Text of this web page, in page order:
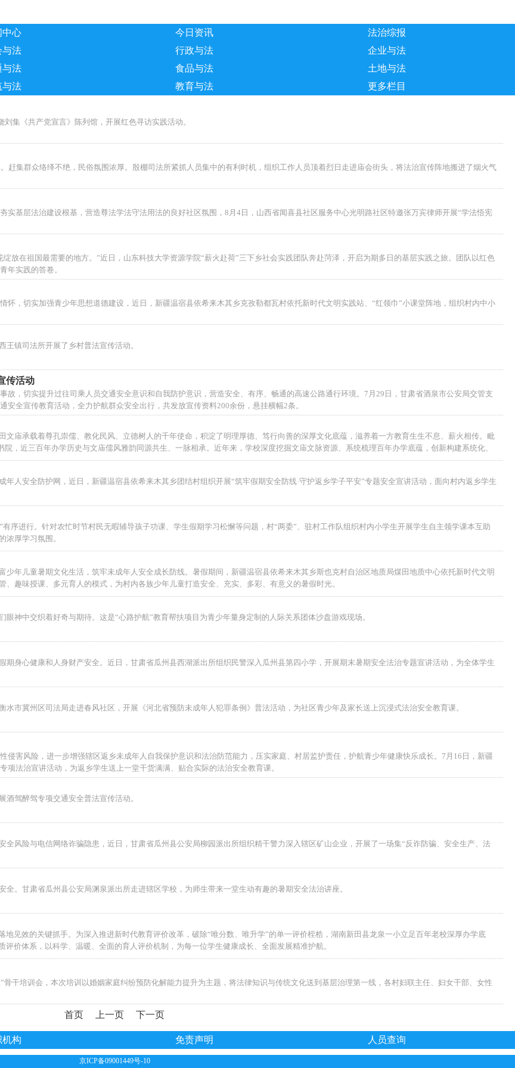
中心 今日资讯
法治综报
与法 行政与法
企业与法
与法 食品与法
土地与法
与法 教育与法 更多栏目
集《共产党宣言》陈列馆，开展红色寻访实践活动。
赶集群众络绎不绝，民俗氛围浓厚。殷棚司法所紧抓人员集中的有利时机，组织工作人员顶着烈日走进庙会街头，将法治宣传阵地搬进了烟火气
实基层法治建设根基，营造尊法学法守法用法的良好社区氛围，8月4日，山西省闻喜县社区服务中心光明路社区特邀张万宾律师开展“学法悟宪
放在祖国最需要的地方。”近日，山东科技大学资源学院“薪火赴荷”三下乡社会实践团队奔赴菏泽，开启为期多日的基层实践之旅。团队以红色
年实践的答卷。
怀，切实加强青少年思想道德建设，近日，新疆温宿县依希来木其乡克孜勒都瓦村依托新时代文明实践站、“红领巾”小课堂阵地，组织村内中小
镇司法所开展了乡村普法宣传活动。
传活动
故，切实提升过往司乘人员交通安全意识和自我防护意识，营造安全、有序、畅通的高速公路通行环境。7月29日，甘肃省酒泉市公安局交管支
全宣传教育活动，全力护航群众安全出行，共发放宣传资料200余份，悬挂横幅2条。
庙承载着尊孔崇儒、教化民风、立德树人的千年使命，积淀了明理厚德、笃行向善的深厚文化底蕴，滋养着一方教育生生不息、薪火相传。毗
，近三百年办学历史与文庙儒风雅韵同源共生、一脉相承。近年来，学校深度挖掘文庙文脉资源、系统梳理百年办学底蕴，创新构建系统化、
色文化铸魂育人，为学校高质量
人安全防护网，近日，新疆温宿县依希来木其乡团结村组织开展“筑牢假期安全防线·守护返乡学子平安”专题安全宣讲活动，面向村内返乡学生
序进行。针对农忙时节村民无暇辅导孩子功课、学生假期学习松懈等问题，村“两委”、驻村工作队组织村内小学生开展学生自主领学课本互助
浓厚学习氛围。
年儿童暑期文化生活，筑牢未成年人安全成长防线。暑假期间，新疆温宿县依希来木其乡斯也克村自治区地质局煤田地质中心依托新时代文明
趣味授课、多元育人的模式，为村内各族少年儿童打造安全、充实、多彩、有意义的暑假时光。
神中交织着好奇与期待。这是“心路护航”教育帮扶项目为青少年量身定制的人际关系团体沙盘游戏现场。
身心健康和人身财产安全。近日，甘肃省瓜州县西湖派出所组织民警深入瓜州县第四小学，开展期末暑期安全法治专题宣讲活动，为全体学生
市冀州区司法局走进春风社区，开展《河北省预防未成年人犯罪条例》普法活动，为社区青少年及家长送上沉浸式法治安全教育课。
侵害风险，进一步增强辖区返乡未成年人自我保护意识和法治防范能力，压实家庭、村居监护责任，护航青少年健康快乐成长。7月16日，新疆
法治宣讲活动，为返乡学生送上一堂干货满满、贴合实际的法治安全教育课。
驾醉驾专项交通安全普法宣传活动。
风险与电信网络诈骗隐患，近日，甘肃省瓜州县公安局柳园派出所组织精干警力深入辖区矿山企业，开展了一场集“反诈防骗、安全生产、法
。甘肃省瓜州县公安局渊泉派出所走进辖区学校，为师生带来一堂生动有趣的暑期安全法治讲座。
见效的关键抓手。为深入推进新时代教育评价改革，破除“唯分数、唯升学”的单一评价桎梏，湖南新田县龙泉一小立足百年老校深厚办学底
价体系，以科学、温暖、全面的育人评价机制，为每一位学生健康成长、全面发展精准护航。
干培训会，本次培训以婚姻家庭纠纷预防化解能力提升为主题，将法律知识与传统文化送到基层治理第一线，各村妇联主任、妇女干部、女性
首页 上一页 下一页
机构 免责声明 人员查询
京ICP备09001449号-10